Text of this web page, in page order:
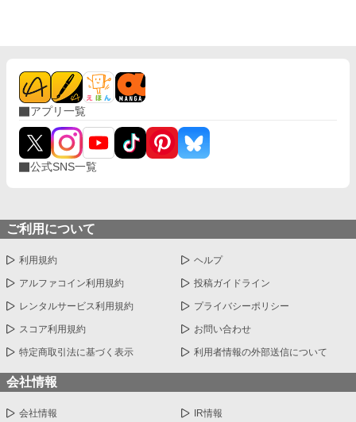
アプリ一覧
公式SNS一覧
ご利用について
利用規約 ヘルプ
アルファコイン利用規約 投稿ガイドライン
レンタルサービス利用規約 プライバシーポリシー
スコア利用規約 お問い合わせ
特定商取引法に基づく表示 利用者情報の外部送信について
会社情報
会社情報 IR情報